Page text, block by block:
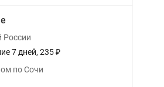
России
7 дней 235₽
по Сочи